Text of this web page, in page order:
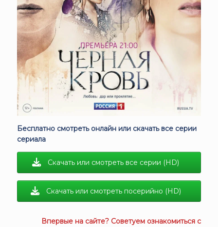
Бесплатно смотреть онлайн или скачать все серии
сериала
Скачать или смотреть все серии (HD)
Скачать или смотреть посерийно (HD)
Впервые на сайте? Советуем ознакомиться с